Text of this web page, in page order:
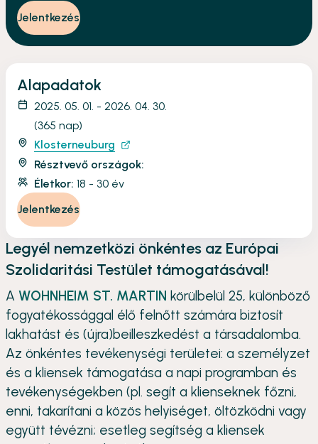
Jelentkezés
Legyél nemzetközi önkéntes az Európai
Szolidaritási Testület támogatásával!
A WOHNHEIM ST. MARTIN körülbelül 25, különböző
fogyatékossággal élő felnőtt számára biztosít
lakhatást és (újra)beilleszkedést a társadalomba.
Az önkéntes tevékenységi területei: a személyzet
és a kliensek támogatása a napi programban és
tevékenységekben (pl. segít a klienseknek főzni,
enni, takarítani a közös helyiséget, öltözködni vagy
együtt tévézni; esetleg segítség a kliensek
Alapadatok
2025. 05. 01. - 2026. 04. 30.
(365 nap)
Klosterneuburg
Résztvevő országok:
Életkor: 18 - 30 év
Jelentkezés